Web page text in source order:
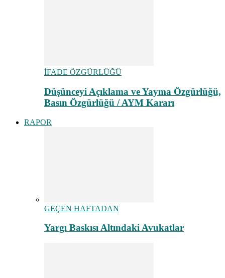
İFADE ÖZGÜRLÜĞÜ
Düşünceyi Açıklama ve Yayma Özgürlüğü,
Basın Özgürlüğü / AYM Kararı
RAPOR
GEÇEN HAFTADAN
Yargı Baskısı Altındaki Avukatlar